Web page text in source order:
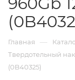
Главная —
Твердотельный
(0B40325)